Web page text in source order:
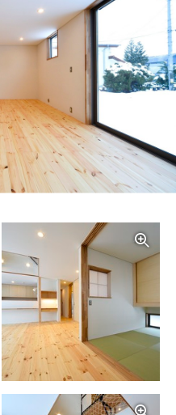
写真を拡大する
写真を拡大する